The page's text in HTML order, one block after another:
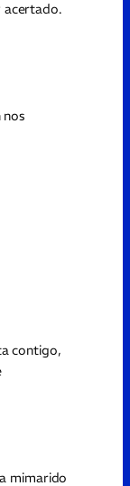
acertado.
nos
contigo,
mimarido